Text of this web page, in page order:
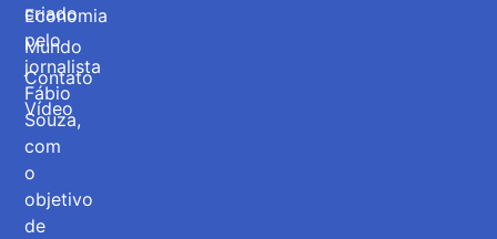
criado
pelo
jornalista
Fábio
Souza,
com
o
objetivo
de
Economia
Mundo
Contato
Vídeo